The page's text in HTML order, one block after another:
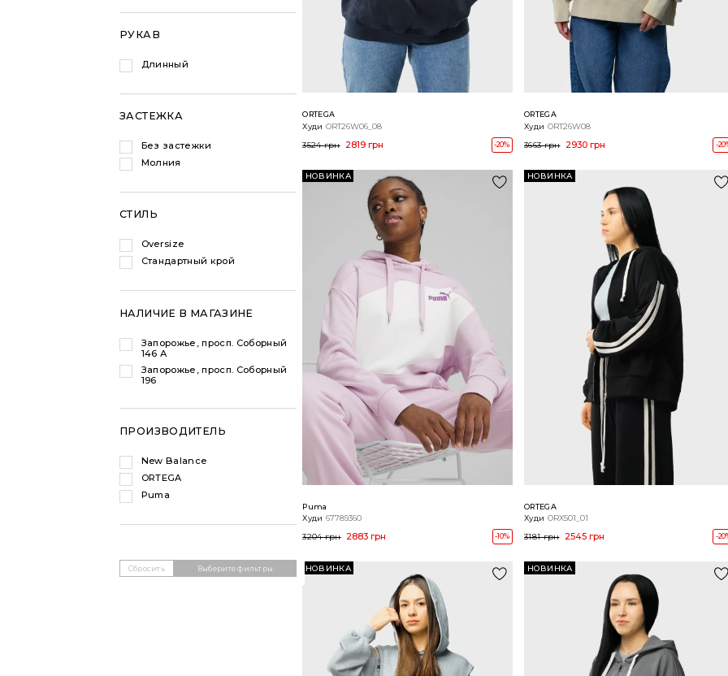
РУКАВ
Длинный
ЗАСТЕЖКА
Без застежки
Молния
СТИЛЬ
Oversize
Стандартный крой
НАЛИЧИЕ В МАГАЗИНЕ
Запорожье, просп. Соборный
146 А
Запорожье, просп. Соборный
196
ПРОИЗВОДИТЕЛЬ
New Balance
ORTEGA
Puma
Сбросить Выберите фильтры
ORTEGA
Худи ORT26W06_08
3524 грн 2819 грн -20%
ORTEGA
Худи ORT26W08
3663 грн 2930 грн -
НОВИНКА
Puma
Худи 67789360
3204 грн 2883 грн -10%
НОВИНКА
ORTEGA
Худи ORX501_01
3181 грн 2545 грн -
НОВИНКА НОВИНКА